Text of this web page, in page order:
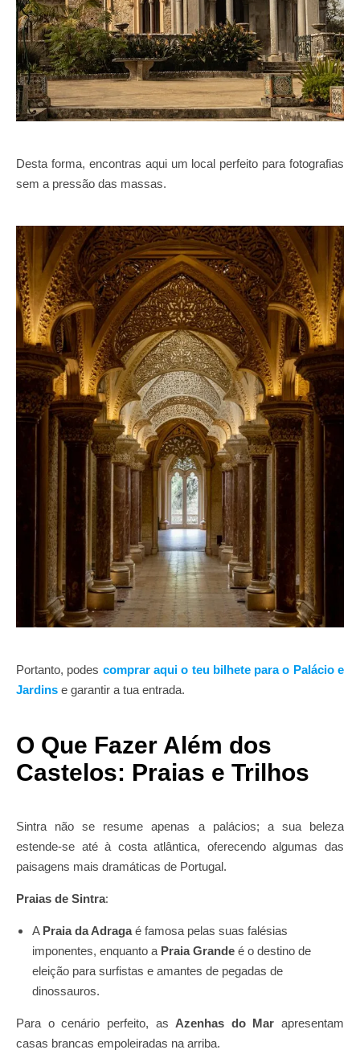
Desta forma, encontras aqui um local perfeito para fotografias
sem a pressão das massas.
Portanto, podes comprar aqui o teu bilhete para o Palácio e
Jardins e garantir a tua entrada.
O Que Fazer Além dos
Castelos: Praias e Trilhos
Sintra não se resume apenas a palácios; a sua beleza
estende-se até à costa atlântica, oferecendo algumas das
paisagens mais dramáticas de Portugal.
Praias de Sintra:
A Praia da Adragaé famosa pelas suas falésias
imponentes, enquanto a Praia Grande é o destino de
eleição para surfistas e amantes de pegadas de
dinossauros.
Para o cenário perfeito, as Azenhas do Mar apresentam
casas brancas empoleiradas na arriba.